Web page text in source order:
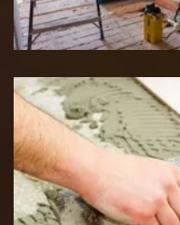
Rénovation